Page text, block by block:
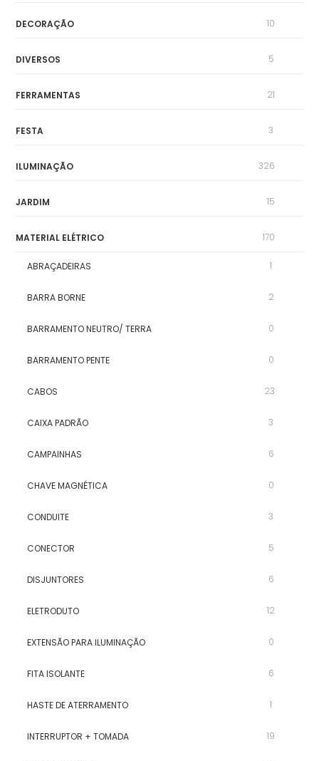
DECORAÇÃO 10
DIVERSOS 5
FERRAMENTAS 21
FESTA 3
ILUMINAÇÃO 326
JARDIM 15
MATERIAL ELÉTRICO 170
ABRAÇADEIRAS 1
BARRA BORNE 2
BARRAMENTO NEUTRO/ TERRA 0
BARRAMENTO PENTE 0
CABOS 23
CAIXA PADRÃO 3
CAMPAINHAS 6
CHAVE MAGNÉTICA 0
CONDUITE 3
CONECTOR 5
DISJUNTORES 6
ELETRODUTO 12
EXTENSÃO PARA ILUMINAÇÃO 0
FITA ISOLANTE 6
HASTE DE ATERRAMENTO 1
INTERRUPTOR + TOMADA 19